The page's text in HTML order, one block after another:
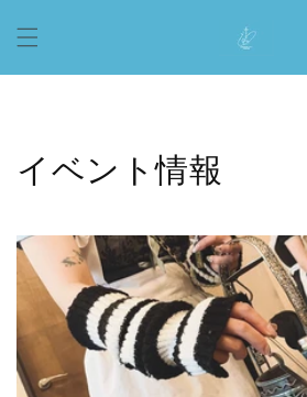
ンツに
進む
イベント情報